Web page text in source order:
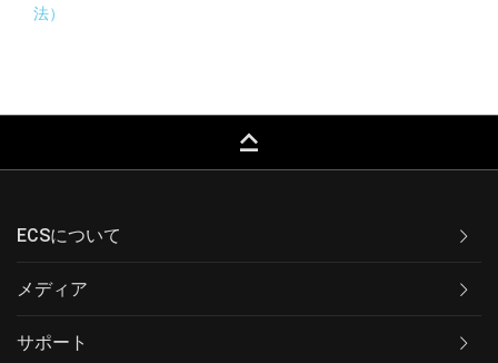
法）
keyboard_capslock
ECSについて
メディア
サポート